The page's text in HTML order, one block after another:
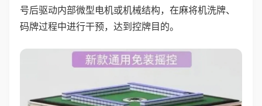
号后驱动内部微型电机或机械结构，在麻将机洗牌、
码牌过程中进行干预，达到控牌目的。